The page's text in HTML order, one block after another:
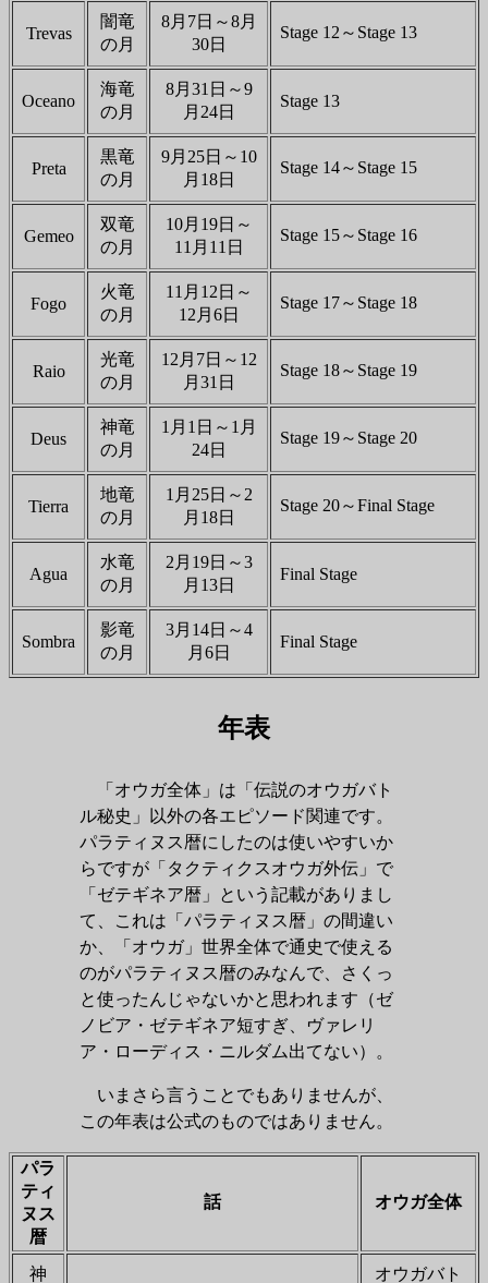
Trevas
闇竜
の月
8月7日～8月
30日
Stage 12～Stage 13
Oceano
海竜
の月
8月31日～9
月24日
Stage 13
Preta
黒竜
の月
9月25日～10
月18日
Stage 14～Stage 15
Gemeo
双竜
の月
10月19日～
11月11日
Stage 15～Stage 16
Fogo
火竜
の月
11月12日～
12月6日
Stage 17～Stage 18
Raio
光竜
の月
12月7日～12
月31日
Stage 18～Stage 19
Deus
神竜
の月
1月1日～1月
24日
Stage 19～Stage 20
Tierra
地竜
の月
1月25日～2
月18日
Stage 20～Final Stage
Agua
水竜
の月
2月19日～3
月13日
Final Stage
Sombra
影竜
の月
3月14日～4
月6日
Final Stage
年表
「オウガ全体」は「伝説のオウガバト
ル秘史」以外の各エピソード関連です。
パラティヌス暦にしたのは使いやすいか
らですが「タクティクスオウガ外伝」で
「ゼテギネア暦」という記載がありまし
て、これは「パラティヌス暦」の間違い
か、「オウガ」世界全体で通史で使える
のがパラティヌス暦のみなんで、さくっ
と使ったんじゃないかと思われます（ゼ
ノビア・ゼテギネア短すぎ、ヴァレリ
ア・ローディス・ニルダム出てない）。
いまさら言うことでもありませんが、
この年表は公式のものではありません。
パラ
ティ
ヌス
暦
話 オウガ全体
神 オウガバト